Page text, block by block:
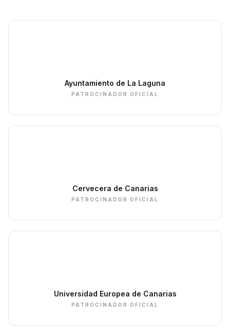
Ayuntamiento de La Laguna
PATROCINADOR OFICIAL
Cervecera de Canarias
PATROCINADOR OFICIAL
Universidad Europea de Canarias
PATROCINADOR OFICIAL